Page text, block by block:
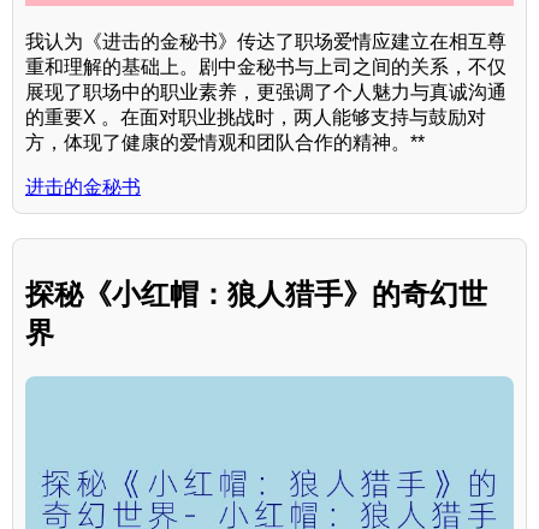
我认为《进击的金秘书》传达了职场爱情应建立在相互尊
重和理解的基础上。剧中金秘书与上司之间的关系，不仅
展现了职场中的职业素养，更强调了个人魅力与真诚沟通
的重要X 。在面对职业挑战时，两人能够支持与鼓励对
方，体现了健康的爱情观和团队合作的精神。**
进击的金秘书
探秘《小红帽：狼人猎手》的奇幻世
界